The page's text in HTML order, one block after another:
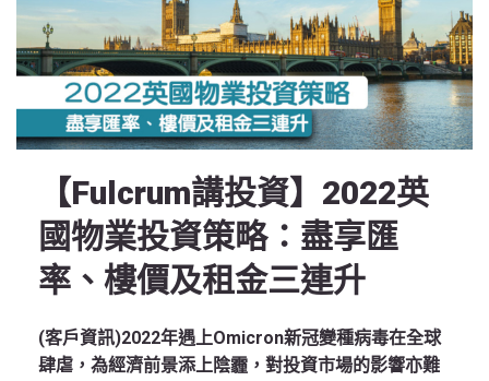
【Fulcrum講投資】2022英
國物業投資策略：盡享匯
率、樓價及租金三連升
(客戶資訊)2022年遇上Omicron新冠變種病毒在全球
肆虐，為經濟前景添上陰霾，對投資市場的影響亦難